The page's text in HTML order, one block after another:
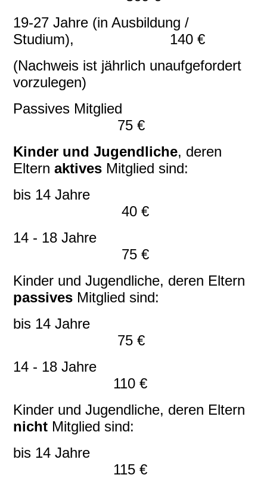
19-27 Jahre (in Ausbildung /
Studium), 140 €
(Nachweis ist jährlich unaufgefordert
vorzulegen)
Passives Mitglied
75 €
Kinder und Jugendliche, deren
Elternaktives Mitglied sind:
bis 14 Jahre
40 €
14 - 18 Jahre
75 €
Kinder und Jugendliche, deren Eltern
passives Mitglied sind:
bis 14 Jahre
75 €
14 - 18 Jahre
110 €
Kinder und Jugendliche, deren Eltern
nicht Mitglied sind:
bis 14 Jahre
115 €